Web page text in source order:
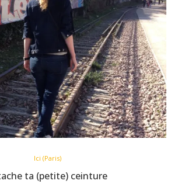
Ici (Paris)
ta (petite) ceinture